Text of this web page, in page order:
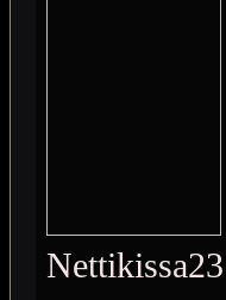
Nettikissa23